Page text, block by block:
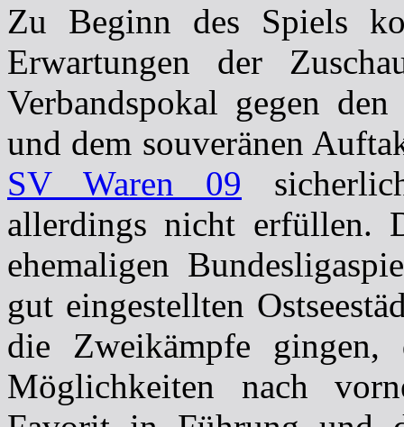
Zu Beginn des Spiels
Erwartungen der
Verbandspokal gegen
und dem souveränen
SV Waren 09
allerdings nicht erfüllen.
ehemaligen
gut eingestellten
die Zweikämpfe gingen,
Möglichkeiten nach